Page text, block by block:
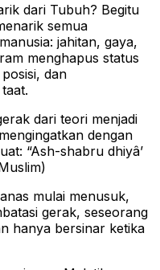
dari Tubuh? Begitu
semua
jahitan, gaya,
menghapus status
dan
dari teori menjadi
dengan
“Ash-shabru dhiyâ’
mulai menusuk,
gerak, seseorang
hanya bersinar ketika